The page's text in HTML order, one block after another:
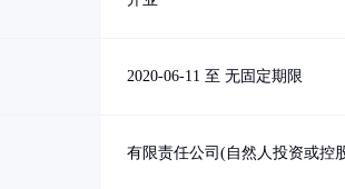
2020-06-11 至 无固定期限
有限责任公司(自然人投资或控